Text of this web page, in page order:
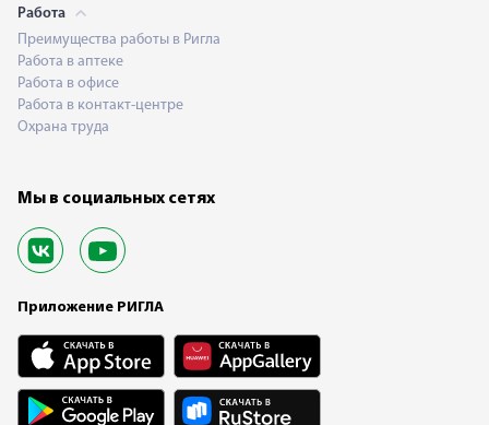
Работа
Преимущества работы в Ригла
Работа в аптеке
Работа в офисе
Работа в контакт-центре
Охрана труда
Мы в социальных сетях
Приложение РИГЛА